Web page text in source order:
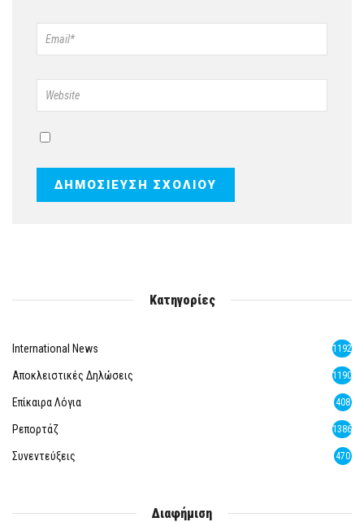
Κατηγορίες
International News 1192
Αποκλειστικές Δηλώσεις 1190
Επίκαιρα Λόγια 408
Ρεπορτάζ 1386
Συνεντεύξεις 470
Διαφήμιση